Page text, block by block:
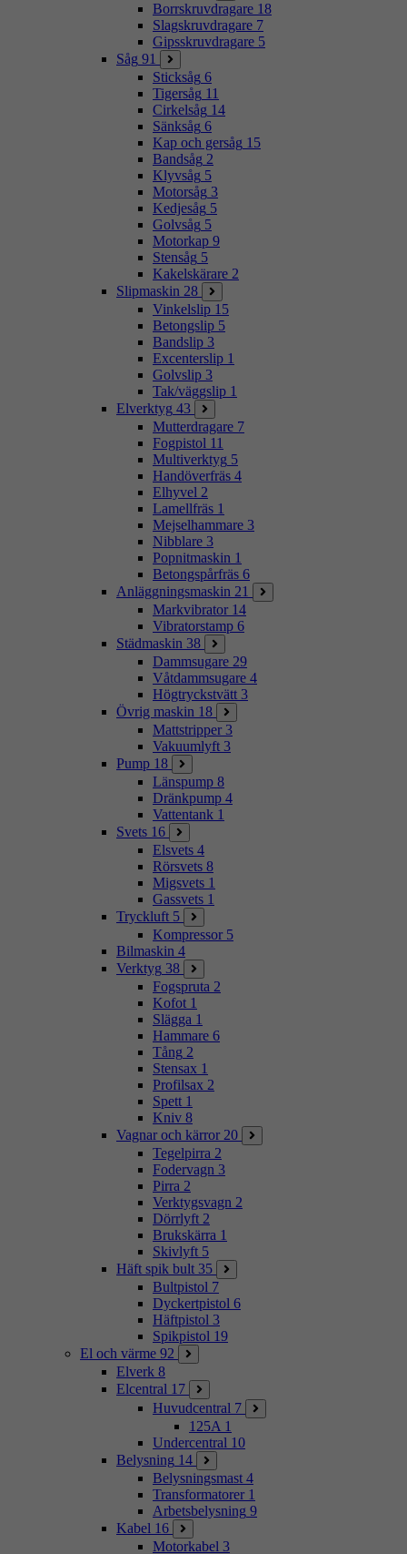
Borrskruvdragare 18
Slagskruvdragare 7
Gipsskruvdragare 5
Såg 91
Sticksåg 6
Tigersåg 11
Cirkelsåg 14
Sänksåg 6
Kap och gersåg 15
Bandsåg 2
Klyvsåg 5
Motorsåg 3
Kedjesåg 5
Golvsåg 5
Motorkap 9
Stensåg 5
Kakelskärare 2
Slipmaskin 28
Vinkelslip 15
Betongslip 5
Bandslip 3
Excenterslip 1
Golvslip 3
Tak/väggslip 1
Elverktyg 43
Mutterdragare 7
Fogpistol 11
Multiverktyg 5
Handöverfräs 4
Elhyvel 2
Lamellfräs 1
Mejselhammare 3
Nibblare 3
Popnitmaskin 1
Betongspårfräs 6
Anläggningsmaskin 21
Markvibrator 14
Vibratorstamp 6
Städmaskin 38
Dammsugare 29
Våtdammsugare 4
Högtryckstvätt 3
Övrig maskin 18
Mattstripper 3
Vakuumlyft 3
Pump 18
Länspump 8
Dränkpump 4
Vattentank 1
Svets 16
Elsvets 4
Rörsvets 8
Migsvets 1
Gassvets 1
Tryckluft 5
Kompressor 5
Bilmaskin 4
Verktyg 38
Fogspruta 2
Kofot 1
Slägga 1
Hammare 6
Tång 2
Stensax 1
Profilsax 2
Spett 1
Kniv 8
Vagnar och kärror 20
Tegelpirra 2
Fodervagn 3
Pirra 2
Verktygsvagn 2
Dörrlyft 2
Brukskärra 1
Skivlyft 5
Häft spik bult 35
Bultpistol 7
Dyckertpistol 6
Häftpistol 3
Spikpistol 19
El och värme 92
Elverk 8
Elcentral 17
Huvudcentral 7
125A 1
Undercentral 10
Belysning 14
Belysningsmast 4
Transformatorer 1
Arbetsbelysning 9
Kabel 16
Motorkabel 3